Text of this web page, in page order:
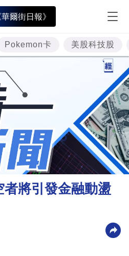
爾街日報》
Pokemon卡 美股科技股
者將引發金融動盪